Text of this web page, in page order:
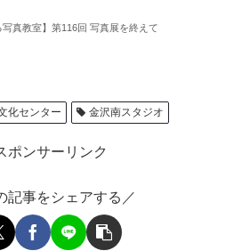
写真教室】第116回 写真展を終えて
化センター 金沢南スタジオ
ポンサーリンク
記事をシェアする／